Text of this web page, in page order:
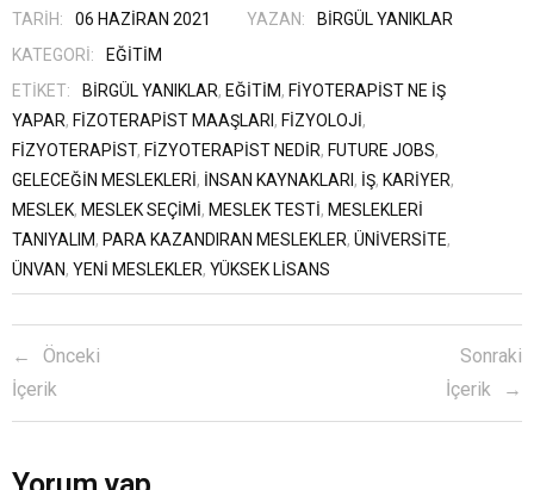
TARIH: 06 HAZIRAN 2021 YAZAN:
BIRGÜL YANIKLAR
KATEGORI:
EĞITIM
ETIKET:
BIRGÜL YANIKLAR, EĞITIM, FIYOTERAPIST NE IŞ
YAPAR, FIZOTERAPIST MAAŞLARI , FIZYOLOJI,
FIZYOTERAPIST, FIZYOTERAPIST NEDIR, FUTURE JOBS,
GELECEĞIN MESLEKLERI, INSAN KAYNAKLARI , IŞ, KARIYER,
MESLEK, MESLEK SEÇIMI, MESLEK TESTI, MESLEKLERI
TANIYALIM, PARA KAZANDIRAN MESLEKLER, ÜNIVERSITE,
ÜNVAN, YENI MESLEKLER, YÜKSEK LISANS
Önceki
İçerik
Sonraki
İçerik